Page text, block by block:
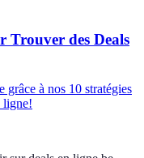
Trouver des Deals
grâce à nos 10 stratégies
ligne!